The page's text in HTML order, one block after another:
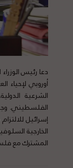
دعا رئيس
أوروبي لإحياء
الشرعية
الفلسطيني.
إسرائيل
الخارجية
المشترك مع